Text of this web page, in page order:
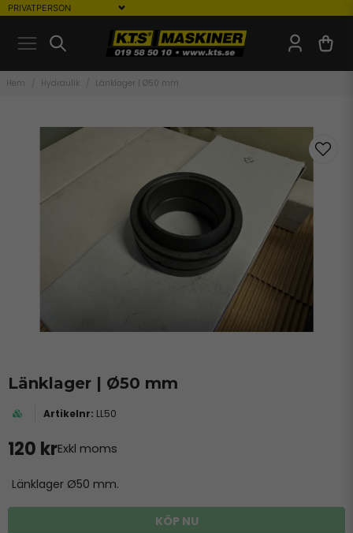
Hem Hydraulik Länklager | Ø50 mm
Länklager | Ø50 mm
LL50
120 krExkl moms
Länklager Ø50 mm.
KÖP NU